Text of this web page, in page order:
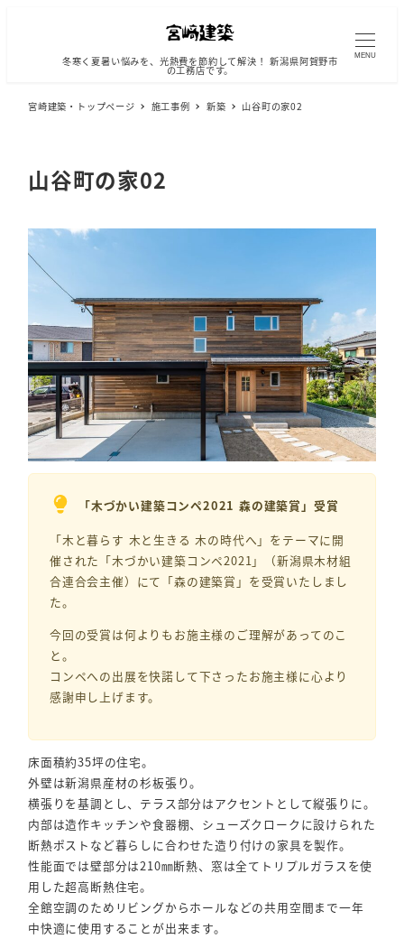
冬寒く夏暑い悩みを、光熱費を節約して解決！ 新潟県阿賀野市
の工務店です。
MENU
宮崎建築・トップページ 施工事例 新築 山谷町の家02
山谷町の家02
「木づかい建築コンペ2021 森の建築賞」受賞
「木と暮らす 木と生きる 木の時代へ」をテーマに開
催された「木づかい建築コンペ2021」（新潟県木材組
合連合会主催）にて「森の建築賞」を受賞いたしまし
た。
今回の受賞は何よりもお施主様のご理解があってのこ
と。
コンペへの出展を快諾して下さったお施主様に心より
感謝申し上げます。
床面積約35坪の住宅。
外壁は新潟県産材の杉板張り。
横張りを基調とし、テラス部分はアクセントとして縦張りに。
内部は造作キッチンや食器棚、シューズクロークに設けられた
断熱ポストなど暮らしに合わせた造り付けの家具を製作。
性能面では壁部分は210㎜断熱、窓は全てトリプルガラスを使
用した超高断熱住宅。
全館空調のためリビングからホールなどの共用空間まで一年
中快適に使用することが出来ます。